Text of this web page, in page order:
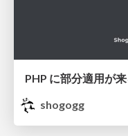
shogogg